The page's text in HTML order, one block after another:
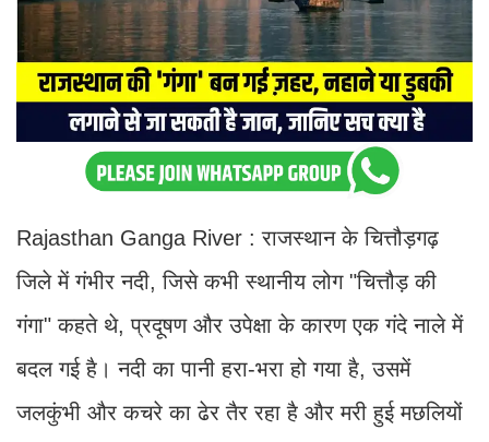
Rajasthan Ganga River : राजस्थान के चित्तौड़गढ़
जिले में गंभीर नदी, जिसे कभी स्थानीय लोग "चित्तौड़ की
गंगा" कहते थे, प्रदूषण और उपेक्षा के कारण एक गंदे नाले में
बदल गई है। नदी का पानी हरा-भरा हो गया है, उसमें
जलकुंभी और कचरे का ढेर तैर रहा है और मरी हुई मछलियों